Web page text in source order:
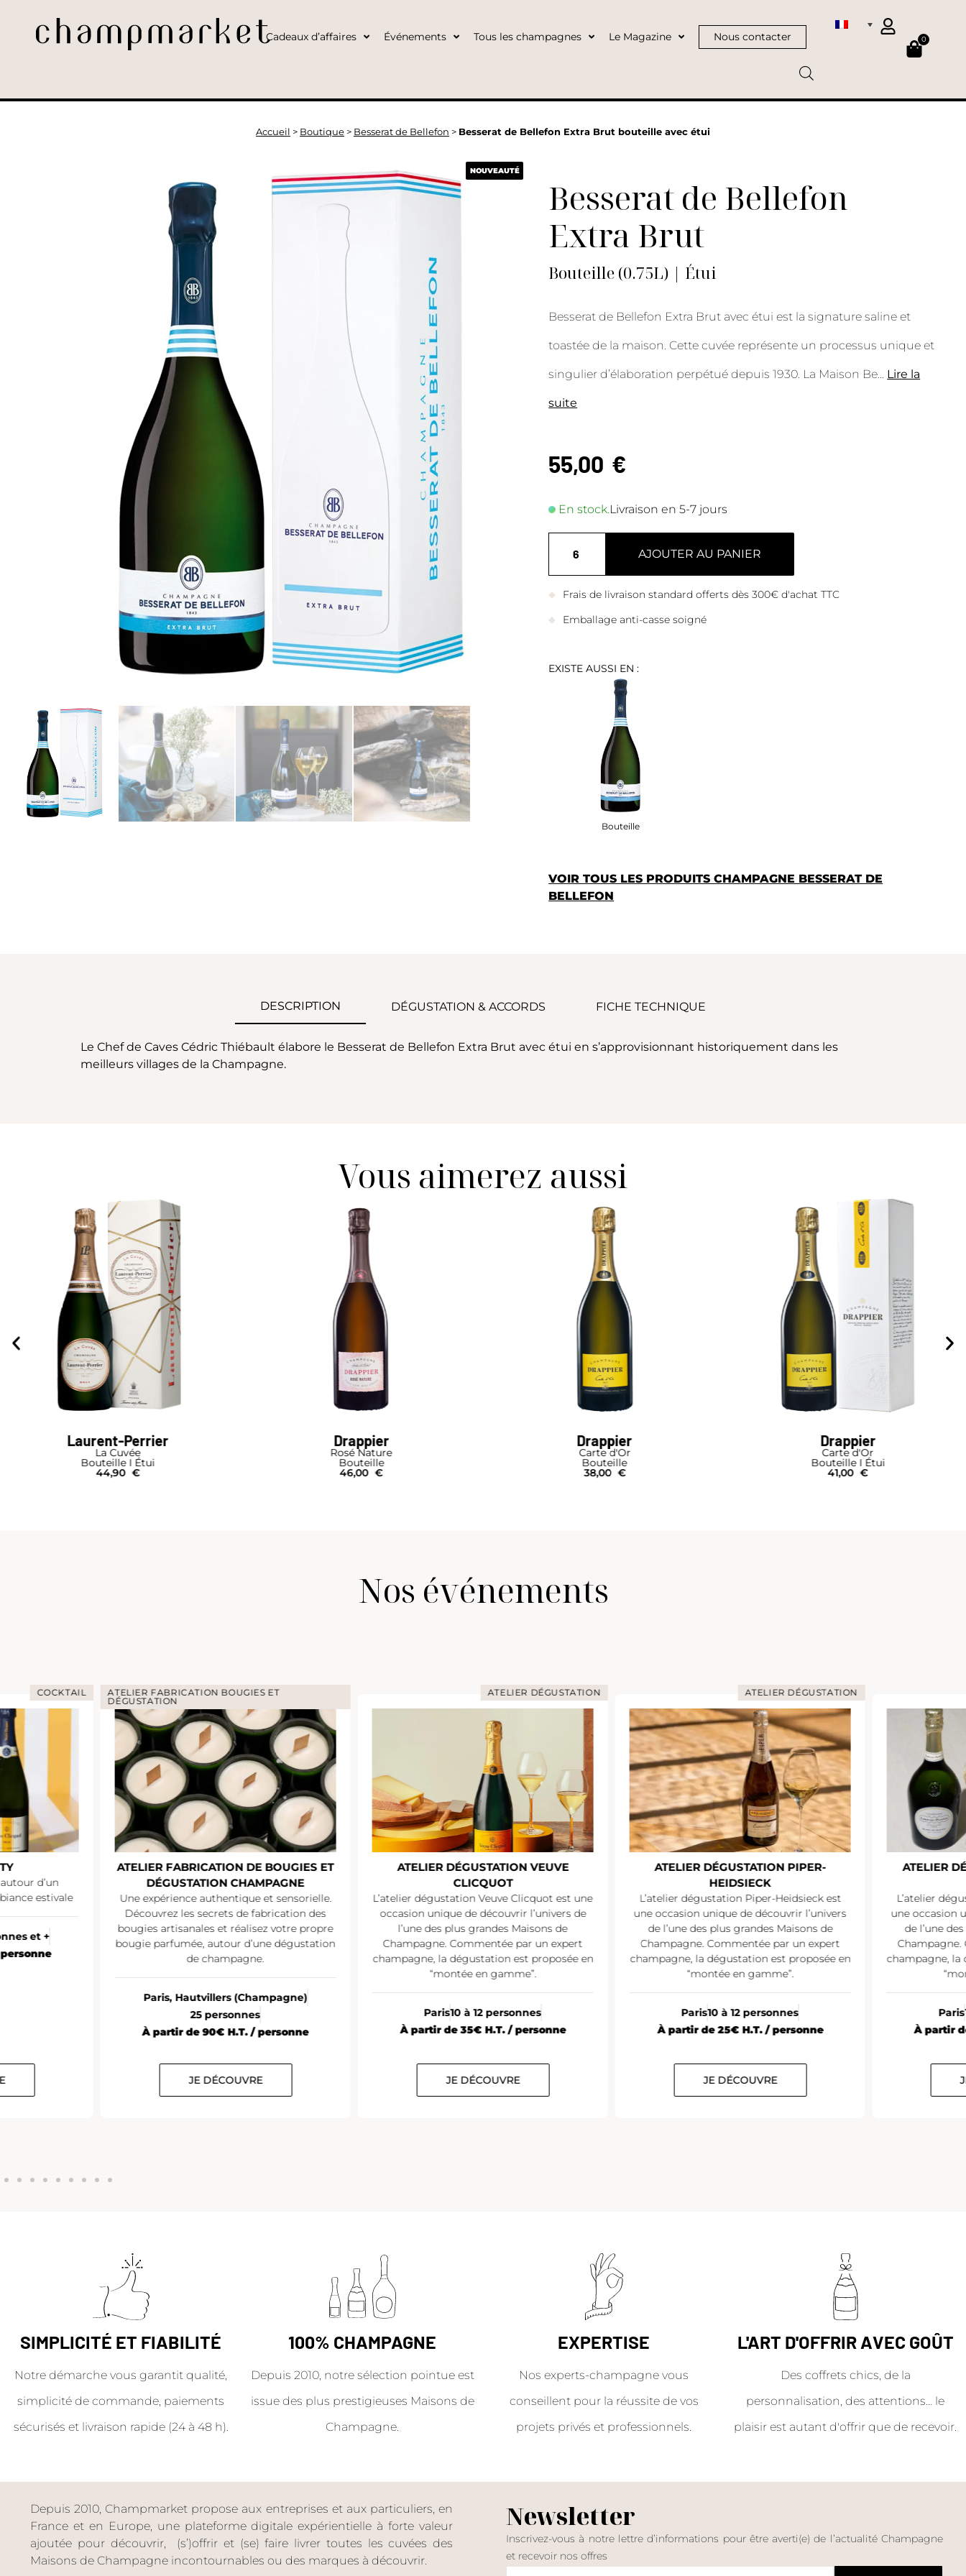
Cadeaux d’affaires Événements Tous les champagnes Le Magazine Nous contacter 0
Accueil > Boutique > Besserat de Bellefon > Besserat de Bellefon Extra Brut bouteille avec étui
NOUVEAUTÉ
Besserat de Bellefon
Extra Brut
Bouteille (0.75L) | Étui
Besserat de Bellefon Extra Brut avec étui est la signature saline et
toastée de la maison. Cette cuvée représente un processus unique et
singulier d’élaboration perpétué depuis 1930. La Maison Be... Lire la
suite
55,00 €
En stock.Livraison en 5-7 jours
AJOUTER AU PANIER
Frais de livraison standard offerts dès 300€ d'achat TTC
Emballage anti-casse soigné
EXISTE AUSSI EN :
Bouteille
VOIR TOUS LES PRODUITS CHAMPAGNE BESSERAT DE
BELLEFON
DESCRIPTION DÉGUSTATION & ACCORDS FICHE TECHNIQUE
Le Chef de Caves Cédric Thiébault élabore le Besserat de Bellefon Extra Brut avec étui en s’approvisionnant historiquement dans les
meilleurs villages de la Champagne.
Vous aimerez aussi
Laurent-Perrier
La Cuvée
Bouteille I Étui
44,90 €
Drappier
Rosé Nature
Bouteille
46,00 €
Drappier
Carte d'Or
Bouteille
38,00 €
Drappier
Carte d'Or
Bouteille I Étui
41,00 €
Nos événements
COCKTAIL
d’un
estivale
et +
ATELIER FABRICATION BOUGIES ET
DÉGUSTATION
ATELIER FABRICATION DE BOUGIES ET
DÉGUSTATION CHAMPAGNE
Une expérience authentique et sensorielle.
Découvrez les secrets de fabrication des
bougies artisanales et réalisez votre propre
bougie parfumée, autour d’une dégustation
de champagne.
Paris, Hautvillers (Champagne)
25 personnes
À partir de 90€ H.T. / personne
JE DÉCOUVRE
ATELIER DÉGUSTATION
ATELIER DÉGUSTATION VEUVE
CLICQUOT
L’atelier dégustation Veuve Clicquot est une
occasion unique de découvrir l’univers de
l’une des plus grandes Maisons de
Champagne. Commentée par un expert
champagne, la dégustation est proposée en
“montée en gamme”.
Paris10 à 12 personnes
À partir de 35€ H.T. / personne
JE DÉCOUVRE
ATELIER DÉGUSTATION
ATELIER DÉGUSTATION PIPER-
HEIDSIECK
L’atelier dégustation Piper-Heidsieck est
une occasion unique de découvrir l’univers
de l’une des plus grandes Maisons de
Champagne. Commentée par un expert
champagne, la dégustation est proposée en
“montée en gamme”.
Paris10 à 12 personnes
À partir de 25€ H.T. / personne
JE DÉCOUVRE
ATELIER
L’atelier
une occasion
de l’une
champagne, la
Paris
À partir
SIMPLICITÉ ET FIABILITÉ
Notre démarche vous garantit qualité,
simplicité de commande, paiements
sécurisés et livraison rapide (24 à 48 h).
100% CHAMPAGNE
Depuis 2010, notre sélection pointue est
issue des plus prestigieuses Maisons de
Champagne.
EXPERTISE
Nos experts-champagne vous
conseillent pour la réussite de vos
projets privés et professionnels.
L'ART D'OFFRIR AVEC GOÛT
Des coffrets chics, de la
personnalisation, des attentions… le
plaisir est autant d'offrir que de recevoir.
Depuis 2010, Champmarket propose aux entreprises et aux particuliers, en
France et en Europe, une plateforme digitale expérientielle à forte valeur
ajoutée pour découvrir, (s’)offrir et (se) faire livrer toutes les cuvées des
Maisons de Champagne incontournables ou des marques à découvrir.
Newsletter
Inscrivez-vous à notre lettre d’informations pour être averti(e) de l’actualité Champagne
et recevoir nos offres